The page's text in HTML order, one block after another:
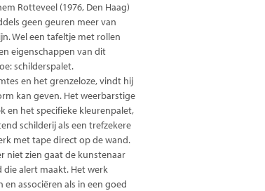
Rotteveel (1976, Den Haag)
geen geuren meer van
Wel een tafeltje met rollen
eigenschappen van dit
schilderspalet.
en het grenzeloze, vindt hij
kan geven. Het weerbarstige
en het specifieke kleurenpalet,
schilderij als een trefzekere
met tape direct op de wand.
niet zien gaat de kunstenaar
alert maakt. Het werk
associëren als in een goed